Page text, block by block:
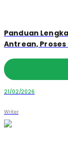
Panduan
Antrean, Proses
21/02/2026
Writer